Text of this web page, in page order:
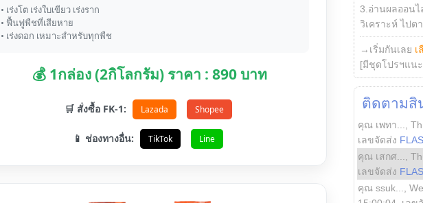
• เร่งโต เร่งใบเขียว เร่งราก
• ฟื้นฟูพืชที่เสียหาย
• เร่งดอก เหมาะสำหรับทุกพืช
💰 1กล่อง (2กิโลกรัม) ราคา : 890 บาท
🛒 สั่งซื้อ FK-1: Lazada Shopee
📱 ช่องทางอื่น: TikTok Line
3.อ่านผลออน
วิเคราะห์ ไปต
→เริ่มกันเลย เ
[มีชุดโปรฯแนะ
ติดตามสิ
คุณ เพทา...
เลขจัดส่ง
คุณ เสกศ...
เลขจัดส่ง
คุณ ssuk...